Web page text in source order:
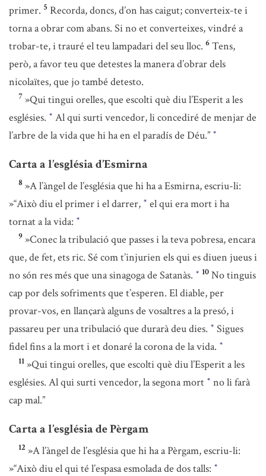
primer. 5 Recorda, doncs, d’on has caigut; converteix-te i
torna a obrar com abans. Si no et converteixes, vindré a
trobar-te, i trauré el teu lampadari del seu lloc. 6 Tens,
però, a favor teu que detestes la manera d’obrar dels
nicolaïtes, que jo també detesto.
7 »Qui tingui orelles, que escolti què diu l’Esperit a les
esglésies. * Al qui surti vencedor, li concediré de menjar de
l’arbre de la vida que hi ha en el paradís de Déu.” *
Carta a l’església d’Esmirna
8 »A l’àngel de l’església que hi ha a Esmirna, escriu-li:
»“Això diu el primer i el darrer, * el qui era mort i ha
tornat a la vida: *
9 »Conec la tribulació que passes i la teva pobresa, encara
que, de fet, ets ric. Sé com t’injurien els qui es diuen jueus i
no són res més que una sinagoga de Satanàs. * 10 No tinguis
cap por dels sofriments que t’esperen. El diable, per
provar-vos, en llançarà alguns de vosaltres a la presó, i
passareu per una tribulació que durarà deu dies. * Sigues
fidel fins a la mort i et donaré la corona de la vida. *
11 »Qui tingui orelles, que escolti què diu l’Esperit a les
esglésies. Al qui surti vencedor, la segona mort * no li farà
cap mal.”
Carta a l’església de Pèrgam
12 »A l’àngel de l’església que hi ha a Pèrgam, escriu-li:
»“Això diu el qui té l’espasa esmolada de dos talls: *